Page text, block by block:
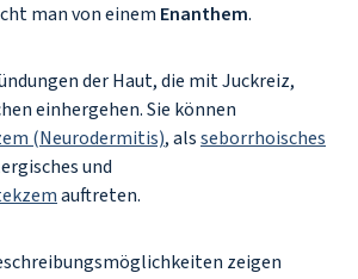
man von einem Enanthem.
der Haut, die mit Juckreiz,
einhergehen. Sie können
(Neurodermitis), alsseborrhoisches
und
auftreten.
zeigen